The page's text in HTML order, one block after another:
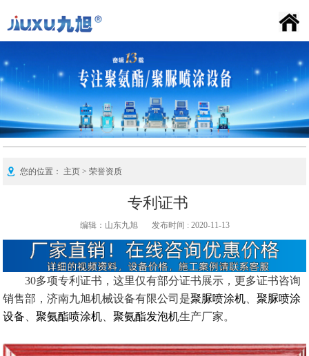
九旭首页
公司简介
产品中心
喷涂机百科
新闻资讯
施工案例
荣誉资质
联系我们
您的位置： 主页> 荣誉资质
专利证书
编辑：山东九旭 发布时间 : 2020-11-13
30多项专利证书，这里仅有部分证书展示，更多证书咨询
销售部，济南九旭机械设备有限公司是聚脲喷涂机 、聚脲喷涂
设备 、聚氨酯喷涂机 、聚氨酯发泡机生产厂家。